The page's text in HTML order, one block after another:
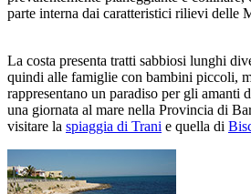
parte interna dai caratteristici rilievi delle
La costa presenta tratti sabbiosi lunghi
quindi alle famiglie con bambini piccoli,
rappresentano un paradiso per gli amanti
una giornata al mare nella Provincia di
visitare la spiaggia di Trani e quella di